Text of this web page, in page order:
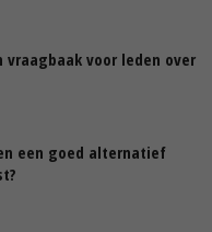
vraagbaak voor leden over
een goed alternatief